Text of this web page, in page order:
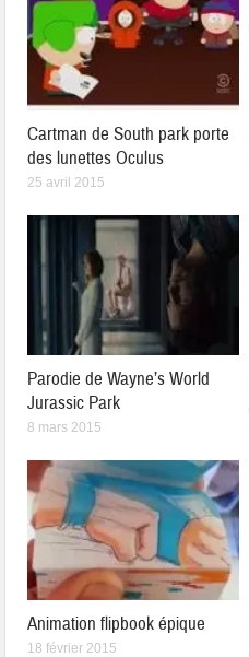
Cartman de South park porte
des lunettes Oculus
25 avril 2015
Parodie de Wayne’s World
Jurassic Park
8 mars 2015
Animation flipbook épique
18 février 2015